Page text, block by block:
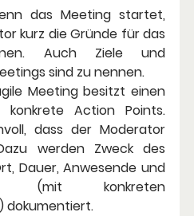
das Meeting startet,
kurz die Gründe für das
Auch Ziele und
sind zu nennen.
Meeting besitzt einen
Action Points.
dass der Moderator
werden Zweck des
Dauer, Anwesende und
(mit konkreten
dokumentiert.